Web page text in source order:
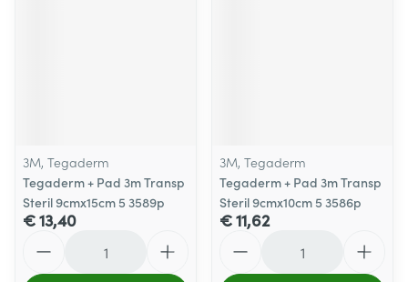
3M, Tegaderm
Tegaderm + Pad 3m Transp
Steril 9cmx15cm 5 3589p
€ 13,40
3M, Tegaderm
Tegaderm + Pad 3m Transp
Steril 9cmx10cm 5 3586p
€ 11,62